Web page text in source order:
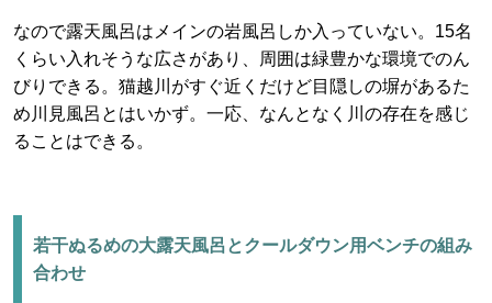
なので露天風呂はメインの岩風呂しか入っていない。15名
くらい入れそうな広さがあり、周囲は緑豊かな環境でのん
びりできる。猫越川がすぐ近くだけど目隠しの塀があるた
め川見風呂とはいかず。一応、なんとなく川の存在を感じ
ることはできる。
若干ぬるめの大露天風呂とクールダウン用ベンチの組み
合わせ